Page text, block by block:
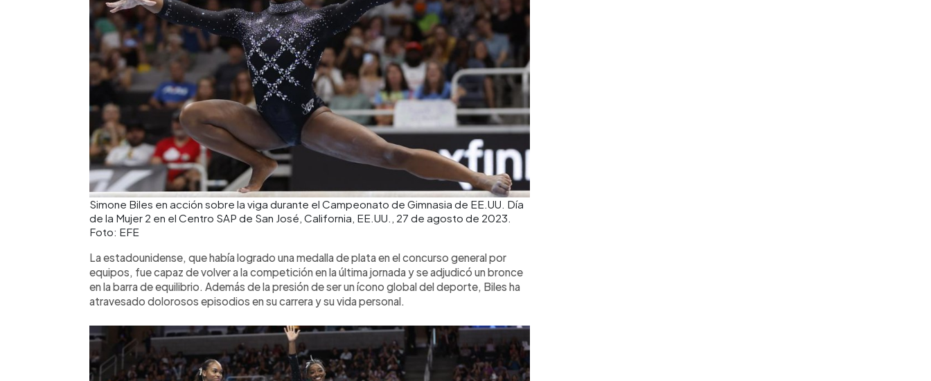
Simone Biles en acción sobre la viga durante el Campeonato de Gimnasia de EE.UU. Día
de la Mujer 2 en el Centro SAP de San José, California, EE.UU., 27 de agosto de 2023.
Foto: EFE
La estadounidense, que había logrado una medalla de plata en el concurso general por
equipos, fue capaz de volver a la competición en la última jornada y se adjudicó un bronce
en la barra de equilibrio. Además de la presión de ser un ícono global del deporte, Biles ha
atravesado dolorosos episodios en su carrera y su vida personal.